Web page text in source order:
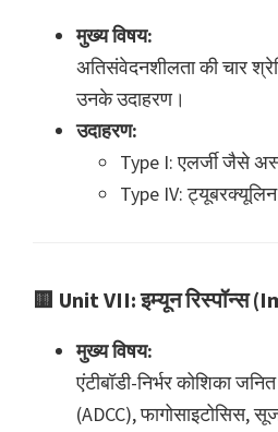
मुख्य विषय:
अतिसंवेदनशीलता की चार
उनके उदाहरण।
उदाहरण:
Type I: एलर्जी जैसे
Type IV:
🟨 Unit VII: इम्यून रिस्पॉन्स
मुख्य विषय:
एंटीबॉडी-निर्भर कोशिका
(ADCC), फागोसाइटोसिस,